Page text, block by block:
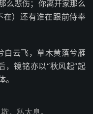
么悲伤；你离开家那么
）还有谁在跟前侍奉
白云飞，草木黄落兮雁
，镜铭亦以“秋风起”起
，私太息。